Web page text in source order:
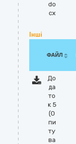
do
cx
Інші
ФАЙЛ
До
да
то
к 5
(О
пи
ту
ва